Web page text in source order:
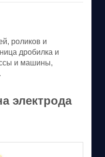
роликов и
дробилка и
и машины,
электрода